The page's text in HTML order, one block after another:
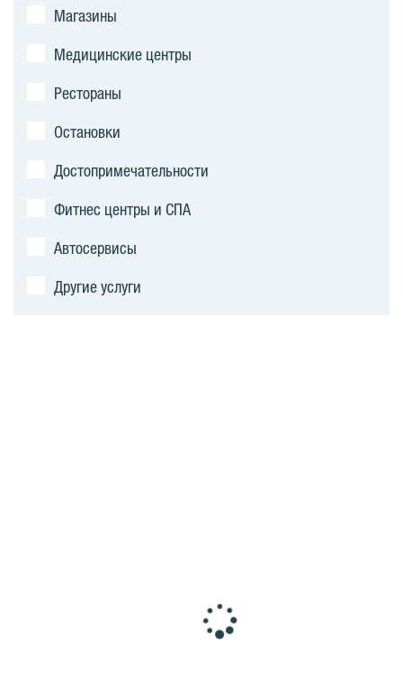
Магазины
Медицинские центры
Рестораны
Остановки
Достопримечательности
Фитнес центры и СПА
Автосервисы
Другие услуги